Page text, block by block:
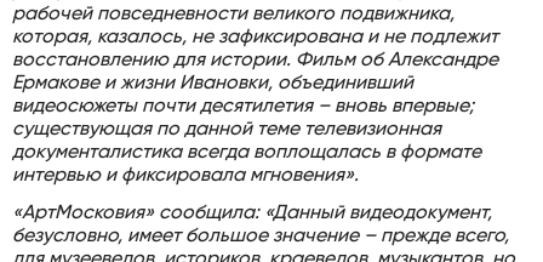
рабочей повседневности великого подвижника,
которая, казалось, не зафиксирована и не подлежит
восстановлению для истории. Фильм об Александре
Ермакове и жизни Ивановки, объединивший
видеосюжеты почти десятилетия – вновь впервые;
существующая по данной теме телевизионная
документалистика всегда воплощалась в формате
интервью и фиксировала мгновения».
«АртМосковия» сообщила: «Данный видеодокумент,
безусловно, имеет большое значение – прежде всего,